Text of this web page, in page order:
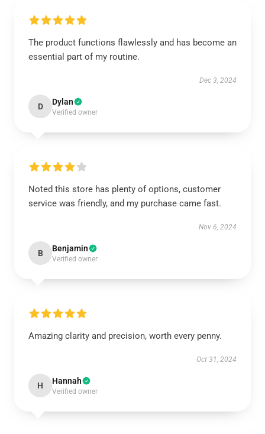
The product functions flawlessly and has become an
essential part of my routine.
Dec 3, 2024
D Dylan
Verified owner
Noted this store has plenty of options, customer
service was friendly, and my purchase came fast.
Nov 6, 2024
B Benjamin
Verified owner
Amazing clarity and precision, worth every penny.
Oct 31, 2024
H Hannah
Verified owner